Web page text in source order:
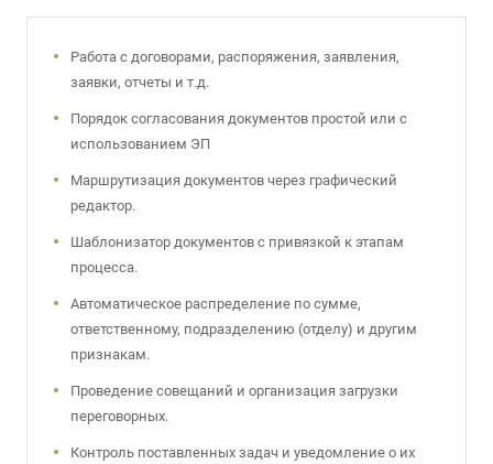
Работа с договорами, распоряжения, заявления,
заявки, отчеты и т.д.
Порядок согласования документов простой или с
использованием ЭП
Маршрутизация документов через графический
редактор.
Шаблонизатор документов с привязкой к этапам
процесса.
Автоматическое распределение по сумме,
ответственному, подразделению (отделу) и другим
признакам.
Проведение совещаний и организация загрузки
переговорных.
Контроль поставленных задач и уведомление о их